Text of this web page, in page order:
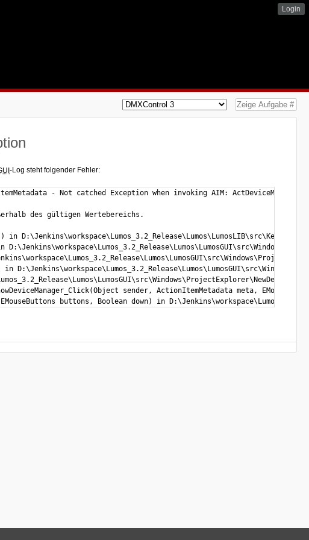
Login
-Log steht folgender Fehler:
- Not catched Exception when invoking AIM:
des gültigen Wertebereichs.
in
sender, ActionItemMetadata meta,
buttons, Boolean down) in